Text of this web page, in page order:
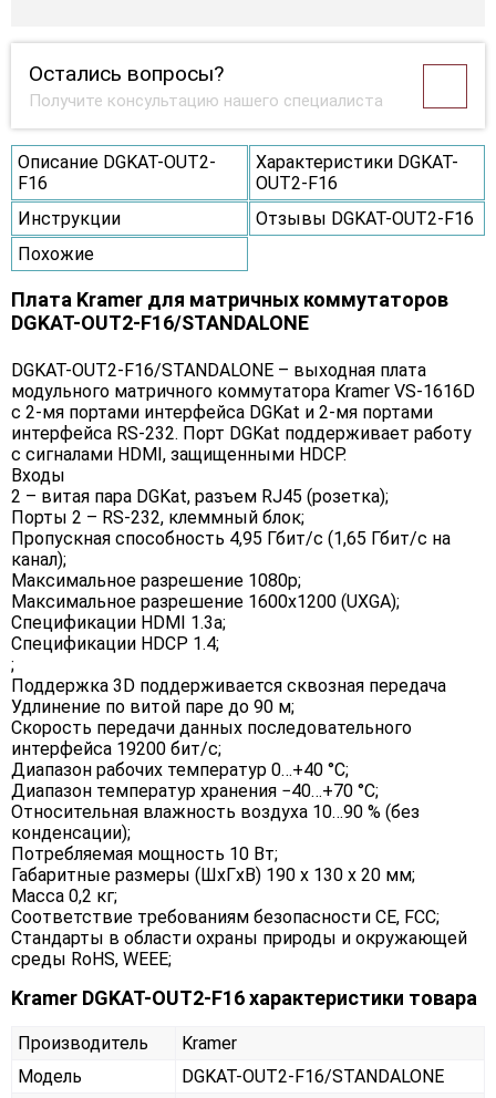
Остались вопросы?
Получите консультацию нашего специалиста
Описание DGKAT-OUT2-
F16
Характеристики DGKAT-
OUT2-F16
Инструкции
Отзывы DGKAT-OUT2-F16
Похожие
Плата Kramer для матричных коммутаторов
DGKAT-OUT2-F16/STANDALONE
DGKAT-OUT2-F16/STANDALONE – выходная плата
модульного матричного коммутатора Kramer VS-1616D
с 2-мя портами интерфейса DGKat и 2-мя портами
интерфейса RS-232. Порт DGKat поддерживает работу
с сигналами HDMI, защищенными HDCP.
Входы
2 – витая пара DGKat, разъем RJ45 (розетка);
Порты 2 – RS-232, клеммный блок;
Пропускная способность 4,95 Гбит/с (1,65 Гбит/с на
канал);
Максимальное разрешение 1080p;
Максимальное разрешение 1600x1200 (UXGA);
Спецификации HDMI 1.3a;
Спецификации HDCP 1.4;
;
Поддержка 3D поддерживается сквозная передача
Удлинение по витой паре до 90 м;
Скорость передачи данных последовательного
интерфейса 19200 бит/с;
Диапазон рабочих температур 0…+40 °C;
Диапазон температур хранения −40…+70 °C;
Относительная влажность воздуха 10…90 % (без
конденсации);
Потребляемая мощность 10 Вт;
Габаритные размеры (ШxГxВ) 190 x 130 x 20 мм;
Масса 0,2 кг;
Соответствие требованиям безопасности CE, FCC;
Стандарты в области охраны природы и окружающей
среды RoHS, WEEE;
Kramer DGKAT-OUT2-F16 характеристики товара
Производитель
Kramer
Модель
DGKAT-OUT2-F16/STANDALONE